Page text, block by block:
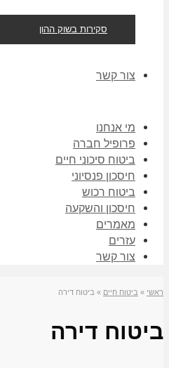
סקירות בשוק ההון
צור קשר
מי אנחנו
פרופיל חברה
ביטוח סיכוני חיים
חיסכון פנסיוני
ביטוח רכוש
חיסכון והשקעה
מאמרים
עזרים
צור קשר
ראשי » ביטוח חיים » ביטוח דירה
ביטוח דירה